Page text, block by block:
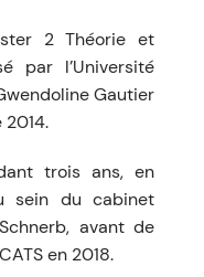
2 Théorie et
par l’Université
Gautier
trois ans, en
sein du cabinet
avant de
en 2018.